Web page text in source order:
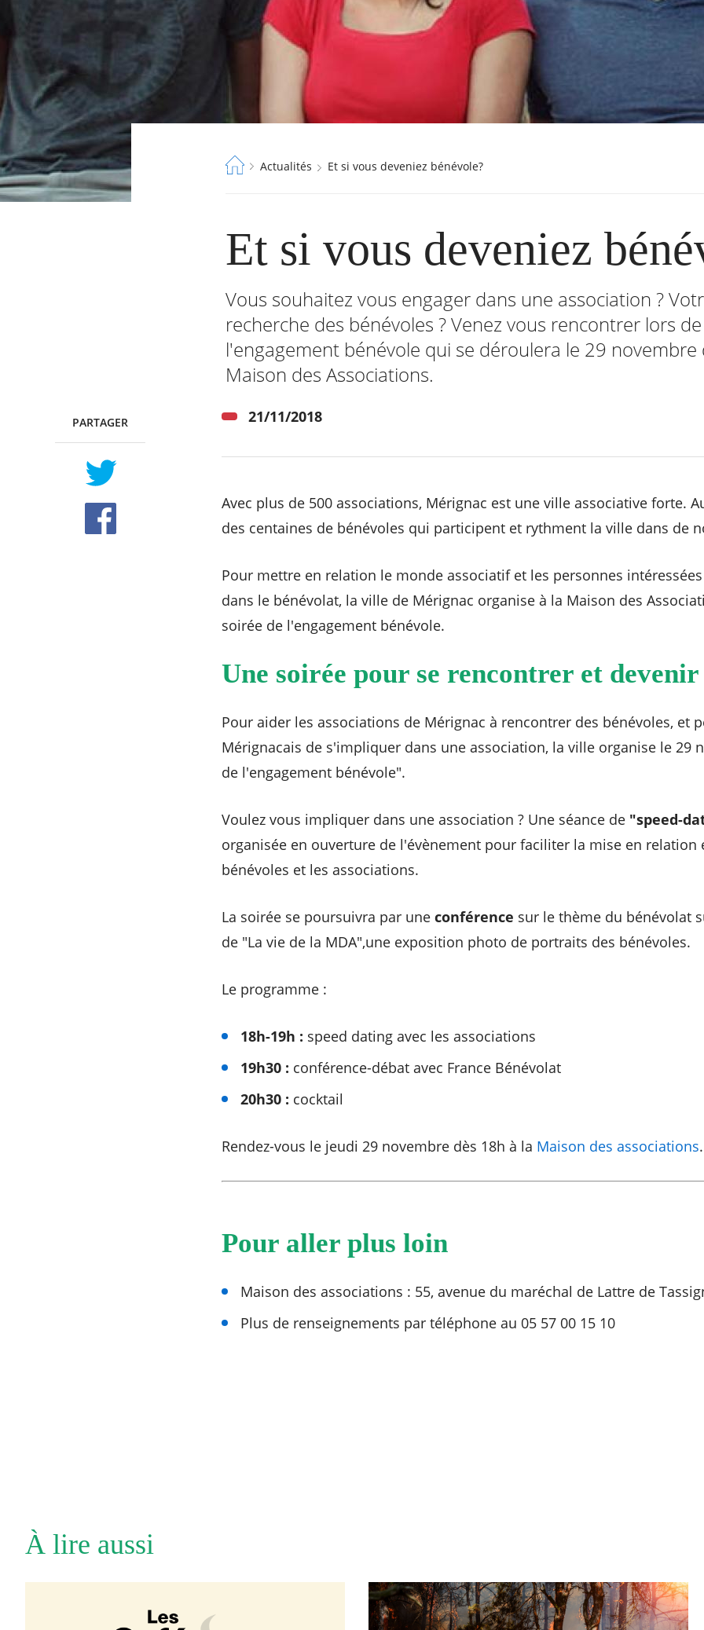
Fil
Actualités Et si vous deveniez bénévole?
Et si vous deveniez
Vous souhaitez vous engager dans une association ?
recherche des bénévoles ? Venez vous rencontrer lors
l'engagement bénévole qui se déroulera le 29 novembre
Maison des Associations.
PARTAGER
TWITTER
FACEBOOK
21/11/2018
Avec plus de 500 associations, Mérignac est une ville associative forte.
des centaines de bénévoles qui participent et rythment la ville dans de
Pour mettre en relation le monde associatif et les personnes
dans le bénévolat, la ville de Mérignac organise à la Maison des
soirée de l'engagement bénévole.
Une soirée pour se rencontrer et devenir
Pour aider les associations de Mérignac à rencontrer des bénévoles, et
Mérignacais de s'impliquer dans une association, la ville organise le 29
de l'engagement bénévole".
Voulez vous impliquer dans une association ? Une séance de "speed-
organisée en ouverture de l'évènement pour faciliter la mise en relation
bénévoles et les associations.
La soirée se poursuivra par une conférence sur le thème du bénévolat
de "La vie de la MDA",une exposition photo de portraits des bénévoles.
Le programme :
18h-19h : speed dating avec les associations
19h30 : conférence-débat avec France Bénévolat
20h30 : cocktail
Rendez-vous le jeudi 29 novembre dès 18h à la Maison des associations.
Pour aller plus loin
Maison des associations : 55, avenue du maréchal de Lattre de
Plus de renseignements par téléphone au 05 57 00 15 10
À lire aussi